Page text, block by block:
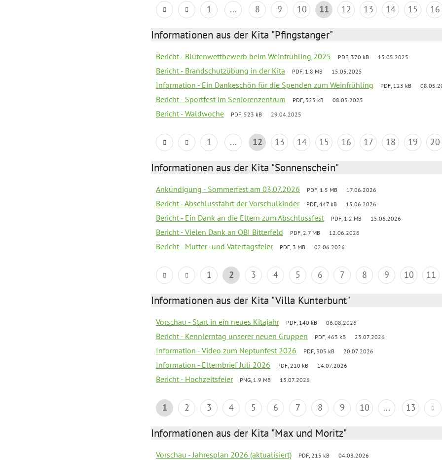
1 ... 8 9 10 11 12 13 14 15 16
Informationen aus der Kita "Pfingstanger"
Bericht - Blütenwettbewerb beim Weinfrühling 2025 PDF, 370 kB 15.05.2025
Bericht - Brandschutzübung in der Kita PDF, 1.8 MB 15.05.2025
Information - Ein Dankeschön für die Spenden zum Weinfrühling PDF, 123 kB
Bericht - Sportfest im Seniorenzentrum PDF, 325 kB 08.05.2025
Bericht - Waldwoche PDF, 523 kB 29.04.2025
1 ... 12 13 14 15 16 17 18 19 20
Informationen aus der Kita "Sonnenschein"
Ankündigung - Sommerfest am 03.07.2026 PDF, 1.5 MB 17.06.2026
Bericht - Abschlussfahrt der Vorschulkinder PDF, 447 kB 15.06.2026
Bericht - Ein Dank an die Eltern zum Abschlussfest PDF, 1.2 MB 15.06.2026
Bericht - Vielen Dank an OBI Bitterfeld PDF, 2.7 MB 12.06.2026
Bericht - Mutter- und Vatertagsfeier PDF, 3 MB 02.06.2026
1 2 3 4 5 6 7 8 9 10 11
Informationen aus der Kita "Villa Kunterbunt"
Vorschau - Start in ein neues Kitajahr PDF, 140 kB 06.08.2026
Bericht - Kennlerntag unserer neuen Gruppen PDF, 463 kB 23.07.2026
Information - Video zum Neptunfest 2026 PDF, 305 kB 20.07.2026
Information - Elternbrief Juli 2026 PDF, 210 kB 14.07.2026
Bericht - Hochzeitsfeier PNG, 1.9 MB 13.07.2026
1 2 3 4 5 6 7 8 9 10 ... 13
Informationen aus der Kita "Max und Moritz"
Vorschau - Jahresplan 2026 (aktualisiert) PDF, 215 kB 04.08.2026